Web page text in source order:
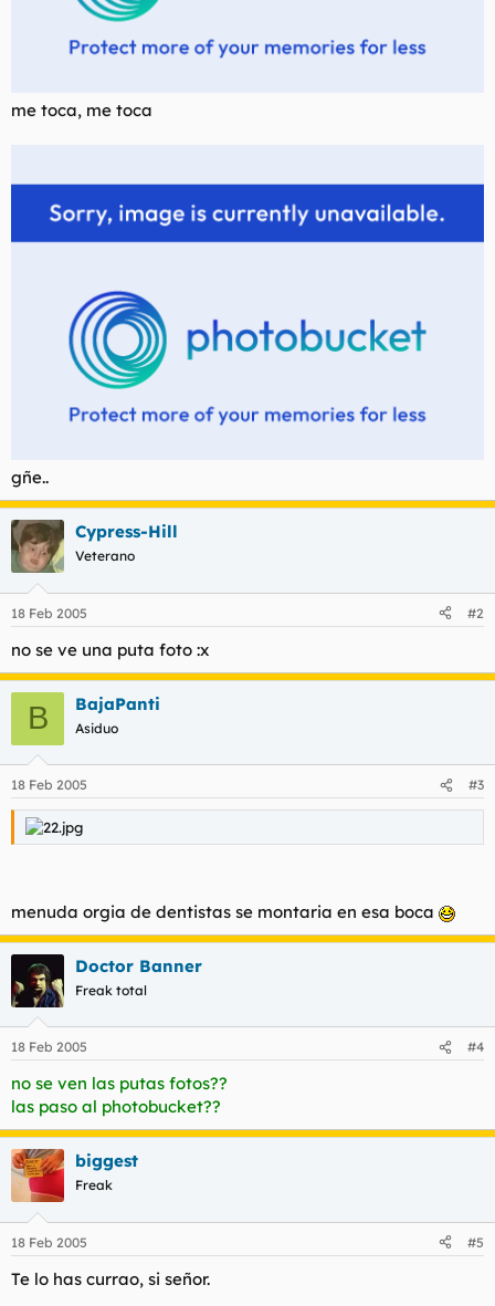
me toca, me toca
gñe..
Cypress-Hill
Veterano
18 Feb 2005 #2
no se ve una puta foto :x
B BajaPanti
Asiduo
18 Feb 2005 #3
menuda orgia de dentistas se montaria en esa boca
Doctor Banner
Freak total
18 Feb 2005 #4
no se ven las putas fotos??
las paso al photobucket??
biggest
Freak
18 Feb 2005 #5
Te lo has currao, si señor.